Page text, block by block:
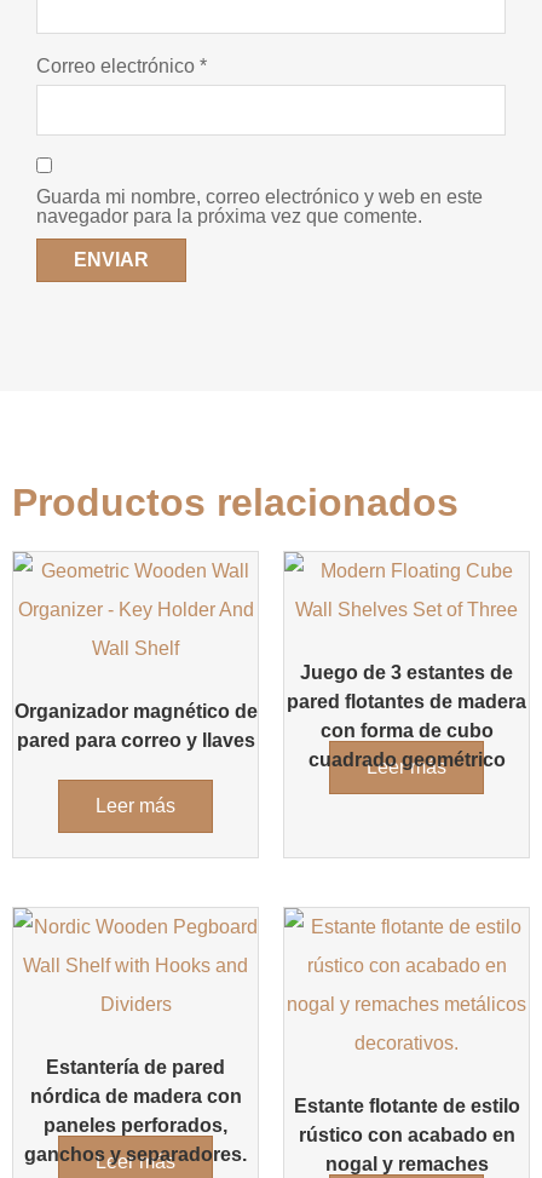
Correo electrónico *
Guarda mi nombre, correo electrónico y web en este
navegador para la próxima vez que comente.
Productos relacionados
Organizador magnético de
pared para correo y llaves
Leer más
Juego de 3 estantes de
pared flotantes de madera
con forma de cubo
cuadrado geométrico
Leer más
Estantería de pared
nórdica de madera con
paneles perforados,
ganchos y separadores.
Leer más
Estante flotante de estilo
rústico con acabado en
nogal y remaches